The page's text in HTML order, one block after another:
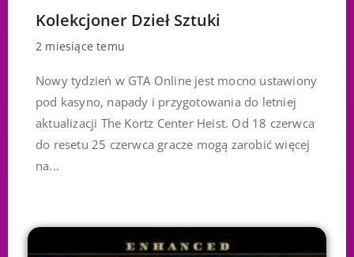
Kolekcjoner Dzieł Sztuki
2 miesiące temu
Nowy tydzień w GTA Online jest mocno ustawiony
pod kasyno, napady i przygotowania do letniej
aktualizacji The Kortz Center Heist. Od 18 czerwca
do resetu 25 czerwca gracze mogą zarobić więcej
na...